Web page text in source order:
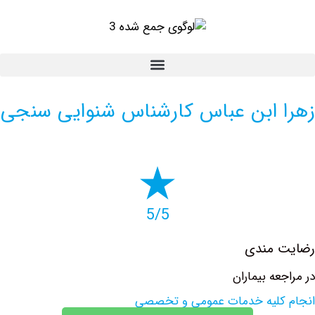
ابن عباس کارشناس شنوایی سنجی
مندی
بیماران
خدمات عمومی و تخصصی